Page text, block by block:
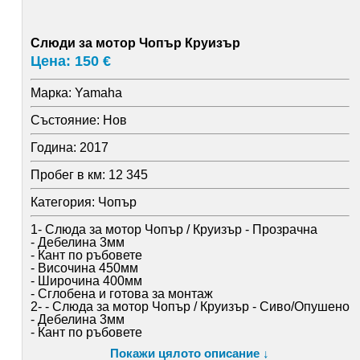
Слюди за мотор Чопър Круизър
Цена: 150 €
Марка: Yamaha
Състояние: Нов
Година: 2017
Пробег в км: 12 345
Категория: Чопър
1- Слюда за мотор Чопър / Круизър - Прозрачна
- Дебелина 3мм
- Кант по ръбовете
- Височина 450мм
- Широчина 400мм
- Сглобена и готова за монтаж
2- - Слюда за мотор Чопър / Круизър - Сиво/Опушено
- Дебелина 3мм
- Кант по ръбовете
Покажи цялото описание ↓